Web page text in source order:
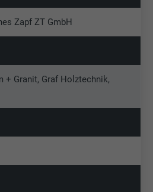
Zapf ZT GmbH
+ Granit, Graf Holztechnik,